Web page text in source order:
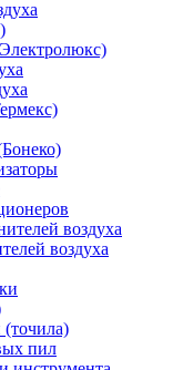
воздуха
воздуха
(точила)
пил